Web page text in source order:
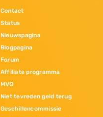
Contact
Status
Nieuwspagina
Blogpagina
Forum
Affiliate programma
MVO
Niet tevreden geld terug
Geschillencommissie